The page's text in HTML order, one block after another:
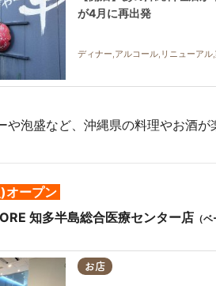
が4月に再出発
ディナー,アルコール,リニューアル
や泡盛など、沖縄県の料理やお酒が
オープン
知多半島総合医療センター店 （
お店